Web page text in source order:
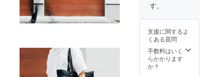
す。
支援に関するよ
くある質問
手数料はいく
らかかります
か？